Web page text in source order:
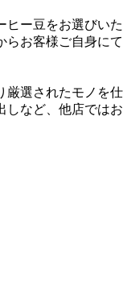
ヒー豆をお選びいた
らお客様ご自身にて
厳選されたモノを仕
しなど、他店ではお